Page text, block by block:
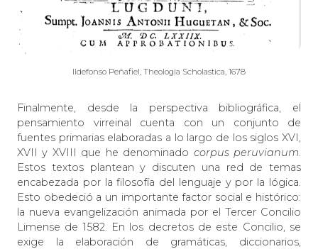
Ildefonso Peñafiel, Theologia Scholastica, 1678
Finalmente, desde la perspectiva bibliográfica, el
pensamiento virreinal cuenta con un conjunto de
fuentes primarias elaboradas a lo largo de los siglos XVI,
XVII y XVIII que he denominado corpus peruvianum
Estos textos plantean y discuten una red de temas
encabezada por la filosofía del lenguaje y por la lógica.
Esto obedeció a un importante factor social e histórico:
la nueva evangelización animada por el Tercer Concilio
Limense de 1582. En los decretos de este Concilio, se
exige la elaboración de gramáticas, diccionarios,